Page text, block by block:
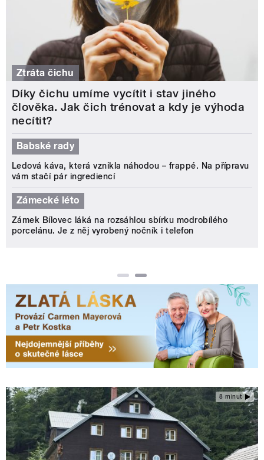
Ztráta čichu
Díky čichu umíme vycítit i stav jiného
člověka. Jak čich trénovat a kdy je výhoda
necítit?
Babské rady
Ledová káva, která vznikla náhodou – frappé. Na přípravu
vám stačí pár ingrediencí
Zámecké léto
Zámek Bílovec láká na rozsáhlou sbírku modrobílého
porcelánu. Je z něj vyrobený nočník i telefon
8 minut